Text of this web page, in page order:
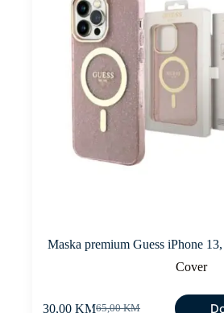
Maska premium Guess iPhone
Cover
65,00KM
30,00KM